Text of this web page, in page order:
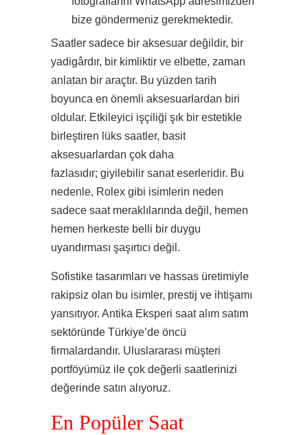
bize göndermeniz gerekmektedir.
Saatler sadece bir aksesuar değildir, bir
yadigârdır, bir kimliktir ve elbette, zaman
anlatan bir araçtır. Bu yüzden tarih
boyunca en önemli aksesuarlardan biri
oldular. Etkileyici işçiliği şık bir estetikle
birleştiren lüks saatler, basit
aksesuarlardan çok daha
fazlasıdır; giyilebilir sanat eserleridir. Bu
nedenle, Rolex gibi isimlerin neden
sadece saat meraklılarında değil, hemen
hemen herkeste belli bir duygu
uyandırması şaşırtıcı değil.
Sofistike tasarımları ve hassas üretimiyle
rakipsiz olan bu isimler, prestij ve ihtişamı
yansıtıyor. Antika Eksperi saat alım satım
sektöründe Türkiye’de öncü
firmalardandır. Uluslararası müşteri
portföyümüz ile çok değerli saatlerinizi
değerinde satın alıyoruz.
En Popüler Saat